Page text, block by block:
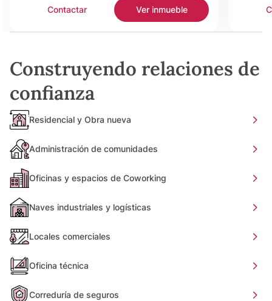
Contactar Ver inmueble
Construyendo relaciones de
confianza
Residencial y Obra nueva
Administración de comunidades
Oficinas y espacios de Coworking
Naves industriales y logísticas
Locales comerciales
Oficina técnica
Correduría de seguros